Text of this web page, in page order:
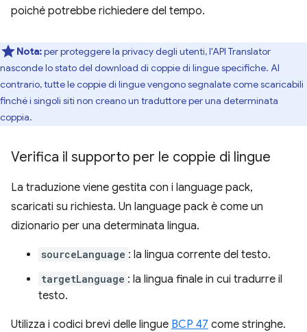
poiché potrebbe richiedere del tempo.
Nota:per proteggere la privacy degli utenti, l'API Translator
nasconde lo stato del download di coppie di lingue specifiche. Al
contrario, tutte le coppie di lingue vengono segnalate come scaricabili
finché i singoli siti non creano un traduttore per una determinata
coppia.
Verifica il supporto per le coppie di lingue
La traduzione viene gestita con i language pack,
scaricati su richiesta. Un language pack è come un
dizionario per una determinata lingua.
sourceLanguage : la lingua corrente del testo.
targetLanguage : la lingua finale in cui tradurre il
testo.
Utilizza i codici brevi delle lingue BCP 47 come stringhe.